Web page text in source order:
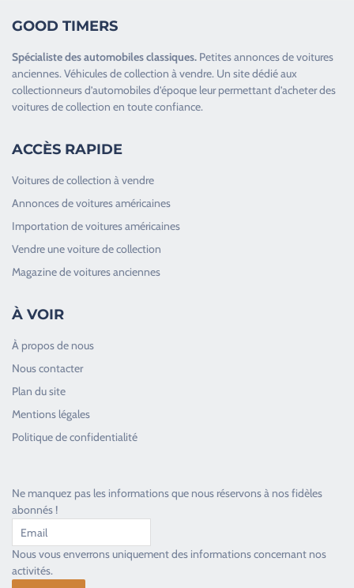
GOOD TIMERS
Spécialiste desautomobiles classiques. Petites annonces devoitures
anciennes.Véhicules de collection à vendre. Un site dédié aux
collectionneurs d’automobiles d’époque leur permettant d’acheter des
voitures de collection en toute confiance.
ACCÈS RAPIDE
Voitures de collection à vendre
Annonces de voitures américaines
Importation de voitures américaines
Vendre une voiture de collection
Magazine de voitures anciennes
À VOIR
À propos de nous
Nous contacter
Plan du site
Mentions légales
Politique de confidentialité
Ne manquez pas les informations que nous réservons à nos fidèles
abonnés !
Nous vous enverrons uniquement des informations concernant nos
activités.
Toujours heureux d'aider les passionnés